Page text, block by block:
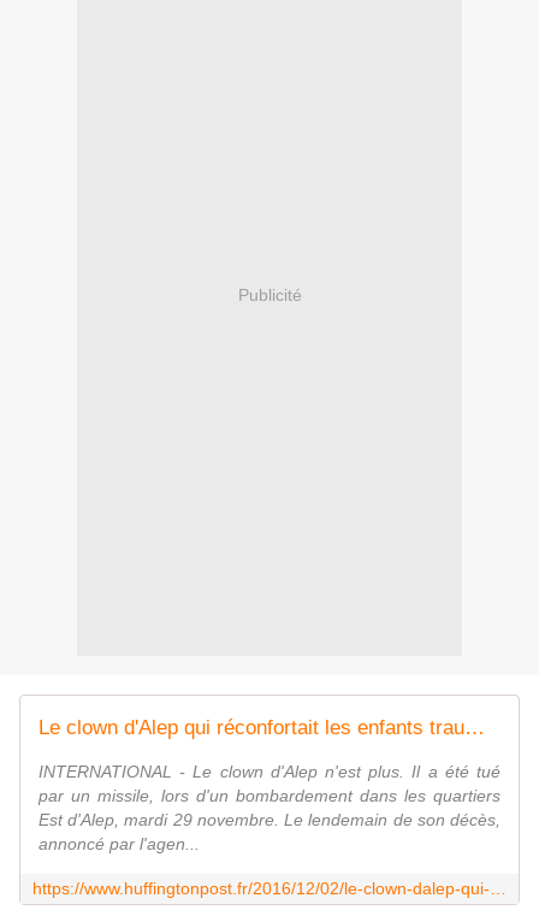
Publicité
Le clown d'Alep qui réconfortait les enfants traumatisés est mort
INTERNATIONAL - Le clown d'Alep n'est plus. Il a été tué
par un missile, lors d'un bombardement dans les quartiers
Est d'Alep, mardi 29 novembre. Le lendemain de son décès,
annoncé par l'agen...